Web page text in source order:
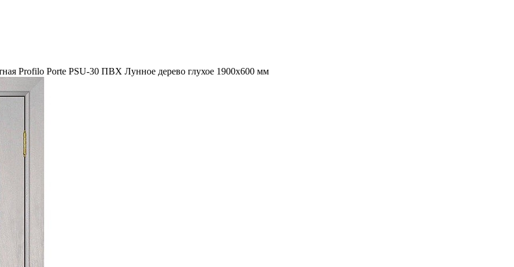
Profilo Porte PSU-30 ПВХ Лунное дерево глухое 1900х600 мм